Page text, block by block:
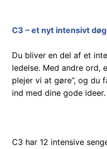
C3 – et nyt intensivt
Du bliver en del af et
ledelse. Med andre ord,
plejer vi at gøre”, og du
ind med dine gode ideer.
C3 har 12 intensive